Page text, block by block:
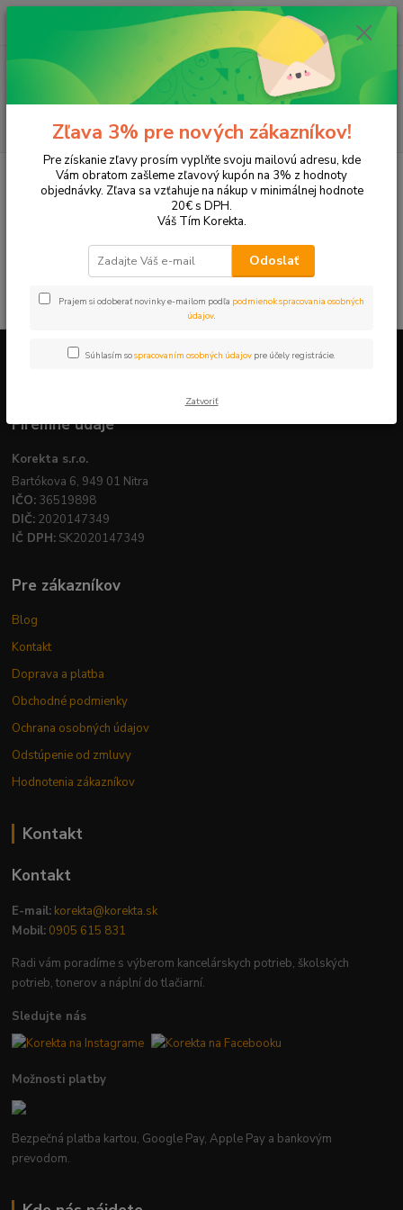
Hľadať
ks
za 0,00 EUR
Tonery a náplne do tlačiarní EPSON Aculaser CX16
Aculaser CX16
V tejto kategórii nebol nájdený žiadny tovar.
Firemné údaje
Korekta s.r.o.
Bartókova 6, 949 01 Nitra
IČO: 36519898
DIČ: 2020147349
IČ DPH: SK2020147349
Pre zákazníkov
Blog
Kontakt
Doprava a platba
Obchodné podmienky
Ochrana osobných údajov
Odstúpenie od zmluvy
Hodnotenia zákazníkov
Kontakt
Kontakt
E-mail: korekta@korekta.sk
Mobil: 0905 615 831
Radi vám poradíme s výberom kancelárskych potrieb, školských
potrieb, tonerov a náplní do tlačiarní.
Sledujte nás
Možnosti platby
Bezpečná platba kartou, Google Pay, Apple Pay a bankovým
prevodom.
Zľava 3% pre nových zákazníkov!
Pre získanie zľavy prosím vyplňte svoju mailovú adresu, kde
Vám obratom zašleme zľavový kupón na 3% z hodnoty
objednávky. Zľava sa vzťahuje na nákup v minimálnej hodnote
20€ s DPH.
Váš Tím Korekta.
Odoslať
Prajem si odoberať novinky e-mailom podľa podmienok spracovania osobných
údajov.
Súhlasím sospracovaním osobných údajov pre účely registrácie.
Zatvoriť